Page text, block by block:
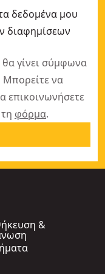
δεδομένα μου
διαφημίσεων
γίνει σύμφωνα
Μπορείτε να
επικοινωνήσετε
φόρμα.
&